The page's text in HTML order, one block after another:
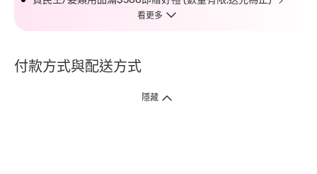
看更多
付款方式與配送方式
隱藏